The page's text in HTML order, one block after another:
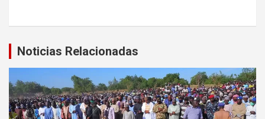
Noticias Relacionadas